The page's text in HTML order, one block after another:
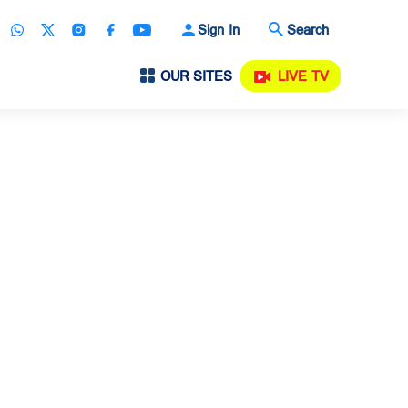
Sign In Search
OUR SITES LIVE TV